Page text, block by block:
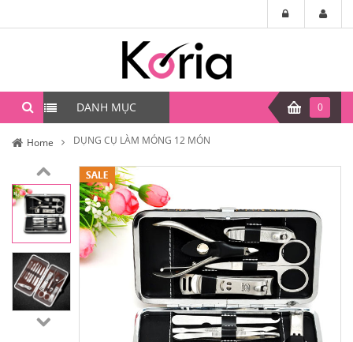
DANH MỤC 0
Home DỤNG CỤ LÀM MÓNG 12 MÓN